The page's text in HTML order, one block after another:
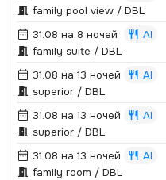
family pool view / DBL
31.08 на 8 ночей
AI
family suite / DBL
31.08 на 13 ночей
AI
superior / DBL
31.08 на 13 ночей
AI
superior / DBL
31.08 на 13 ночей
AI
family room / DBL